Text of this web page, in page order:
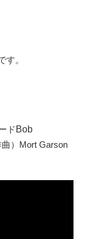
す。
ド Bob
）Mort Garson